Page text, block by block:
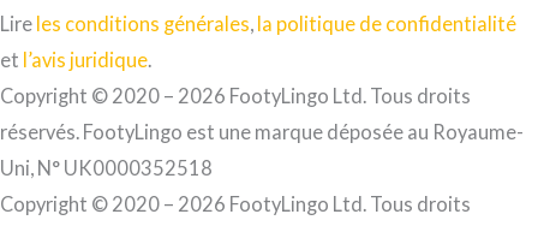
Lire les conditions générales, la politique de confidentialité
et l’avis juridique.
Copyright © 2020 – 2026 FootyLingo Ltd. Tous droits
réservés. FootyLingo est une marque déposée au Royaume-
Uni, N° UK0000352518
Copyright © 2020 – 2026 FootyLingo Ltd. Tous droits